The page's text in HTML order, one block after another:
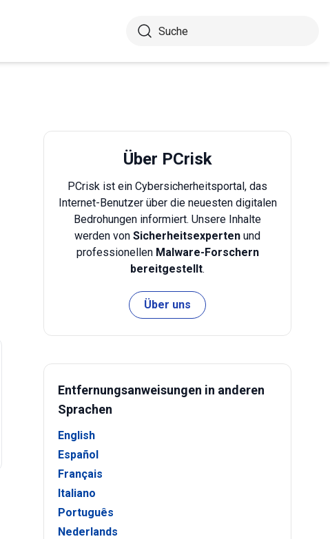
Über PCrisk
PCrisk ist ein Cybersicherheitsportal, das
Internet-Benutzer über die neuesten digitalen
Bedrohungen informiert. Unsere Inhalte
werden von Sicherheitsexperten und
professionellen Malware-Forschern
bereitgestellt.
Über uns
Entfernungsanweisungen in anderen
Sprachen
English
Español
Français
Italiano
Português
Nederlands